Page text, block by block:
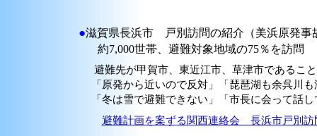
●滋賀県長浜市 戸別訪問の紹介（美浜原発事
約7,000世帯、避難対象地域の75％を訪問
避難先が甲賀市、東近江市、草津市であるこ
「原発から近いので反対」「琵琶湖も余呉川
「冬は雪で避難できない」「市長に会って話し
避難計画を案ずる関西連絡会 長浜市戸別訪